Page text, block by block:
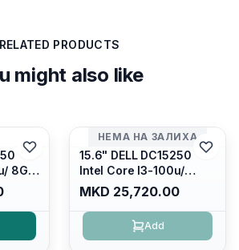
RELATED PRODUCTS
might also like
8GB
НЕМА НА ЗАЛИХА
15.6" DELL DC15250
Intel Core I3-100u/
16GB DDR4/ 512GB SSD
M.2/ Iris Xe Graphics/
120Hz Anti-glare LED
Display/ Backlit Kb/
MKD 25,720.00
Add